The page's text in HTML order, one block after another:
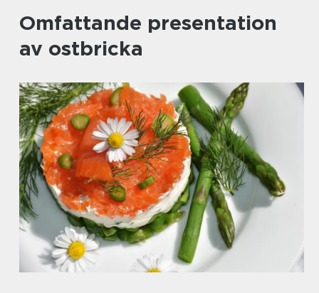
Omfattande presentation
av ostbricka